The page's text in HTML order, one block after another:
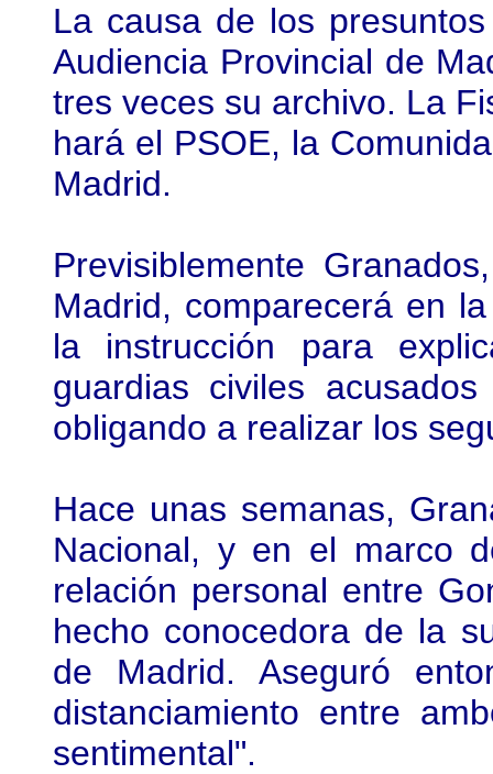
La causa de los
Audiencia Provincial de
tres veces su archivo. La
hará el PSOE, la
Madrid.
Previsiblemente
Madrid, comparecerá en
la instrucción para
guardias civiles
obligando a realizar los
Hace unas semanas,
Nacional, y en el marco
relación personal entre
hecho conocedora de la
de Madrid. Aseguró
distanciamiento entre
sentimental".